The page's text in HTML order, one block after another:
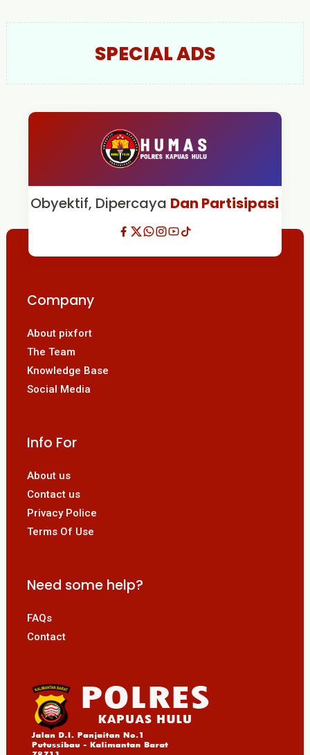
SPECIAL ADS
Obyektif, Dipercaya Dan Partisipasi
Company
About pixfort
The Team
Knowledge Base
Social Media
Info For
About us
Contact us
Privacy Police
Terms Of Use
Need some help?
FAQs
Contact